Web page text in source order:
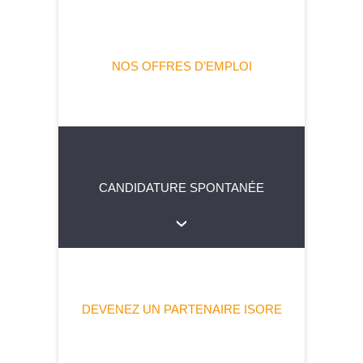
NOS OFFRES D’EMPLOI
CANDIDATURE SPONTANÉE
DEVENEZ UN PARTENAIRE ISORE